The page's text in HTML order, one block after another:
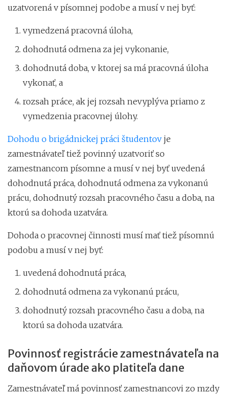
uzatvorená v písomnej podobe a musí v nej byť:
vymedzená pracovná úloha,
dohodnutá odmena za jej vykonanie,
dohodnutá doba, v ktorej sa má pracovná úloha
vykonať, a
rozsah práce, ak jej rozsah nevyplýva priamo z
vymedzenia pracovnej úlohy.
Dohodu o brigádnickej práci študentov je
zamestnávateľ tiež povinný uzatvoriť so
zamestnancom písomne a musí v nej byť uvedená
dohodnutá práca, dohodnutá odmena za vykonanú
prácu, dohodnutý rozsah pracovného času a doba, na
ktorú sa dohoda uzatvára.
Dohoda o pracovnej činnosti musí mať tiež písomnú
podobu a musí v nej byť:
uvedená dohodnutá práca,
dohodnutá odmena za vykonanú prácu,
dohodnutý rozsah pracovného času a doba, na
ktorú sa dohoda uzatvára.
Povinnosť registrácie zamestnávateľa na
daňovom úrade ako platiteľa dane
Zamestnávateľ má povinnosť zamestnancovi zo mzdy